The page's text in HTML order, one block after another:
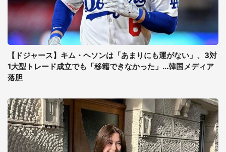
【ドジャース】キム・ヘソンは「あまりにも運がない」、3対
1大型トレード成立でも「移籍できなかった」...韓国メディア
落胆